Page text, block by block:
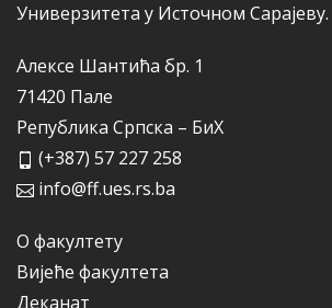
Универзитета у Источном Сарајеву.
Алексе Шантића бр. 1
71420 Пале
Република Српска – БиХ
(+387) 57 227 258
info@ff.ues.rs.ba
О факултету
Вијеће факултета
Деканат